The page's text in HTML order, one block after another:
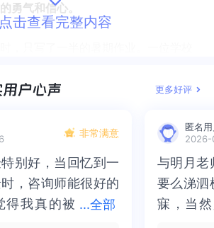
勇气和信心。
。
母这么说。”
问马蒂的排名，并提出了解决方案。好
点击查看完整内容
更多好评
非常满意
...全部
别好，当回忆到一
，咨询师能很好的
得我真的被
别好，当回忆到一
，咨询师能很好的
我真的被抱住了。
匿名
2026-
与明月老
要么涕泗
寐，当
与明月老
要么涕泗
寐，当然